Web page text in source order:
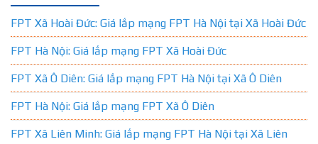
FPT Xã Hoài Đức: Giá lắp mạng FPT Hà Nội tại Xã Hoài Đức
FPT Hà Nội: Giá lắp mạng FPT Xã Hoài Đức
FPT Xã Ô Diên: Giá lắp mạng FPT Hà Nội tại Xã Ô Diên
FPT Hà Nội: Giá lắp mạng FPT Xã Ô Diên
FPT Xã Liên Minh: Giá lắp mạng FPT Hà Nội tại Xã Liên